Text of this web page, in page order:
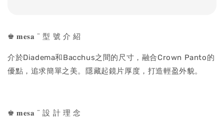
♚ 𝐦𝐞𝐬𝐚 ¨ 型 號 介 紹
介於Diadema和Bacchus之間的尺寸，融合Crown Panto的
優點，追求簡單之美。隱藏起鏡片厚度，打造輕盈外貌。
♚ 𝐦𝐞𝐬𝐚 ¨ 設 計 理 念